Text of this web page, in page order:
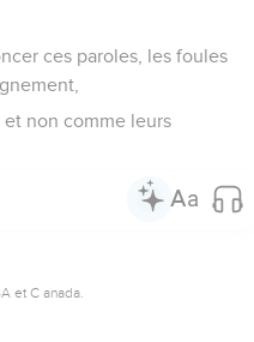
ces paroles, les foules
non comme leurs
et C anada.